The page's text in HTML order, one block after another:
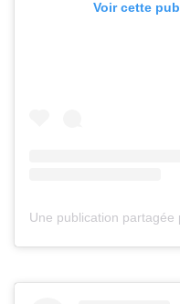
Voir cette